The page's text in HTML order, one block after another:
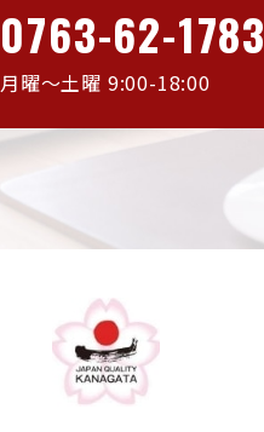
0763-62-1783
月曜〜土曜 9:00-18:00